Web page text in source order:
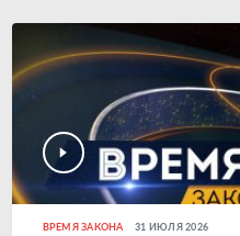
ВРЕМЯ ЗАКОНА 31 ИЮЛЯ 2026